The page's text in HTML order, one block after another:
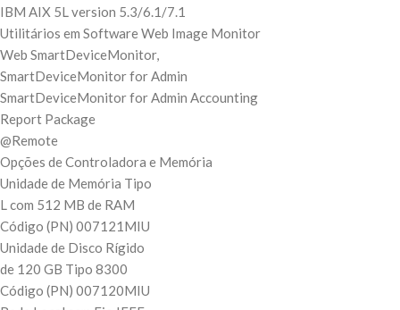
IBM AIX 5L version 5.3/6.1/7.1
Utilitários em Software Web Image Monitor
Web SmartDeviceMonitor,
SmartDeviceMonitor for Admin
SmartDeviceMonitor for Admin Accounting
Report Package
@Remote
Opções de Controladora e Memória
Unidade de Memória Tipo
L com 512 MB de RAM
Código (PN) 007121MIU
Unidade de Disco Rígido
de 120 GB Tipo 8300
Código (PN) 007120MIU